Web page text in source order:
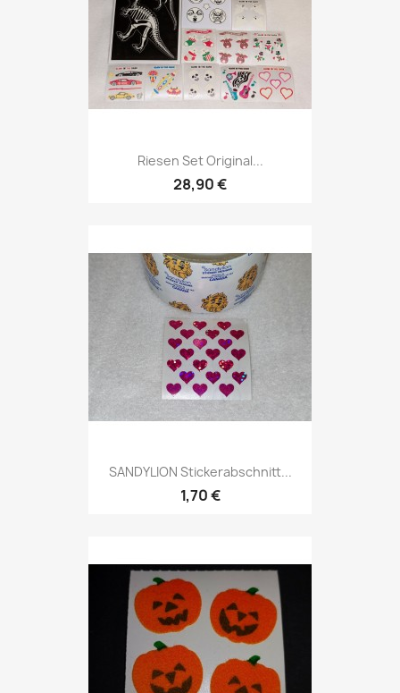
Riesen Set Original...
28,90 €
SANDYLION Stickerabschnitt...
1,70 €